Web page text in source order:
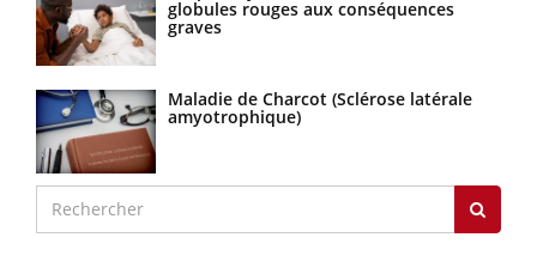
globules rouges aux conséquences
graves
Maladie de Charcot (Sclérose latérale
amyotrophique)